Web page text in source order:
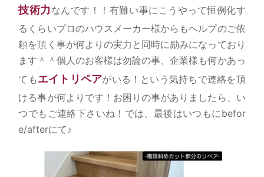
技術力 なんです！！有難い事にこうやって恒例化す
るくらいプロのハウスメーカー様からもヘルプのご依
頼を頂く事が何よりの実力と同時に励みになっており
ます＾＾個人のお客様は勿論の事、企業様も何かあっ
てもエイトリペアがいる！という気持ちで連絡を頂
ける事が何よりです！お困りの事がありましたら、い
つでもご連絡下さいね！では、最後はいつもにbefor
e/afterにて♪